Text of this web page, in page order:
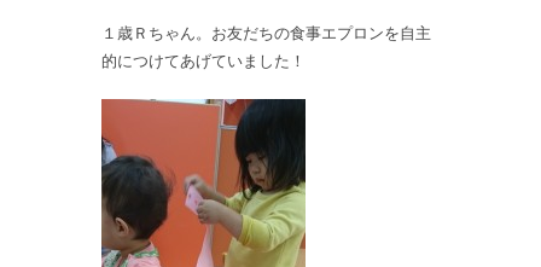
１歳Ｒちゃん。お友だちの食事エプロンを自主
的につけてあげていました！